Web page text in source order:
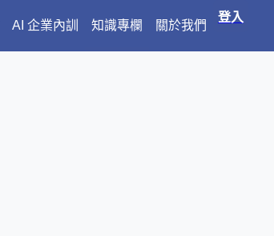
AI 企業內訓 知識專欄 關於我們
登入